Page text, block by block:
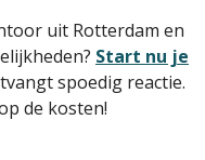
uit Rotterdam en
Start nu je
spoedig reactie.
de kosten!